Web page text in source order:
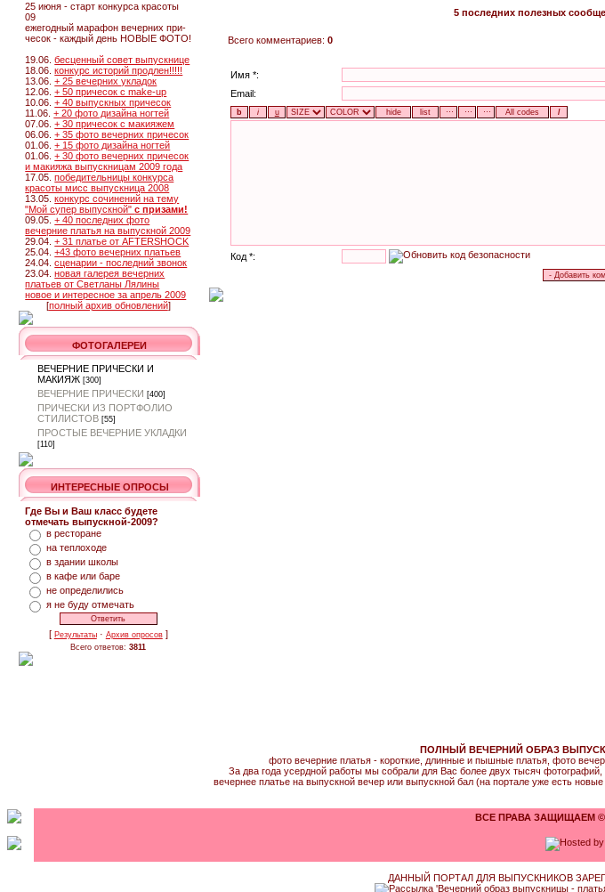
25 июня - старт конкурса красоты
09
ежегодный марафон вечерних при-
чесок - каждый день НОВЫЕ ФОТО!
19.06.бесценный совет выпускнице
18.06.конкурс историй продлен!!!!!
13.06.+ 25 вечерних укладок
12.06.+ 50 причесок с make-up
10.06.+ 40 выпускных причесок
11.06.+ 20 фото дизайна ногтей
07.06.+ 30 причесок с макияжем
06.06.+ 35 фото вечерних причесок
01.06.+ 15 фото дизайна ногтей
01.06.+ 30 фото вечерних причесок
и макияжа выпускницам 2009 года
17.05.победительницы конкурса
красоты мисс выпускница 2008
13.05.конкурс сочинений на тему
"Мой супер выпускной"с призами!
09.05.+ 40 последних фото
вечерние платья на выпускной 2009
29.04.+ 31 платье от AFTERSHOCK
25.04.+43 фото вечерних платьев
24.04.сценарии - последний звонок
23.04.новая галерея вечерних
платьев от Светланы Лялины
новое и интересное за апрель 2009
[полный архив обновлений]
ФОТОГАЛЕРЕИ
ВЕЧЕРНИЕ ПРИЧЕСКИ И
МАКИЯЖ [300]
ВЕЧЕРНИЕ ПРИЧЕСКИ [400]
ПРИЧЕСКИ ИЗ ПОРТФОЛИО
СТИЛИСТОВ [55]
ПРОСТЫЕ ВЕЧЕРНИЕ УКЛАДКИ
[110]
ИНТЕРЕСНЫЕ ОПРОСЫ
Где Вы и Ваш класс будете
отмечать выпускной-2009?
в ресторане
на теплоходе
в здании школы
в кафе или баре
не определились
я не буду отмечать
[ Результаты· Архив опросов]
Всего ответов:3811
5 последних полезных
Всего комментариев:0
Имя *:
Email:
Код *:
ПОЛНЫЙ ВЕЧЕРНИЙ ОБРАЗ
фото вечерние платья - короткие, длинные и пышные платья, фото
За два года усердной работы мы собрали для Вас более двух тысяч
вечернее платье на выпускной вечер или выпускной бал (на портале уже есть
ВСЕ ПРАВА ЗАЩИЩАЕМ ©
ДАННЫЙ ПОРТАЛ ДЛЯ ВЫПУСКНИКОВ